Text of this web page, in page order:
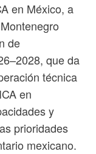
en México, a
de
que da
técnica
en
y
prioridades
mexicano.